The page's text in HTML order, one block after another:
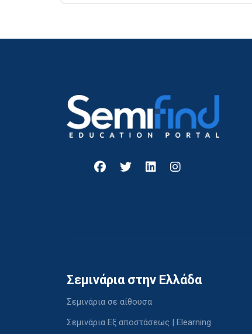
Σεμινάρια στην Ελλάδα
Σεμινάρια σε αίθουσα
Σεμινάρια Εξ αποστάσεως | Elearning